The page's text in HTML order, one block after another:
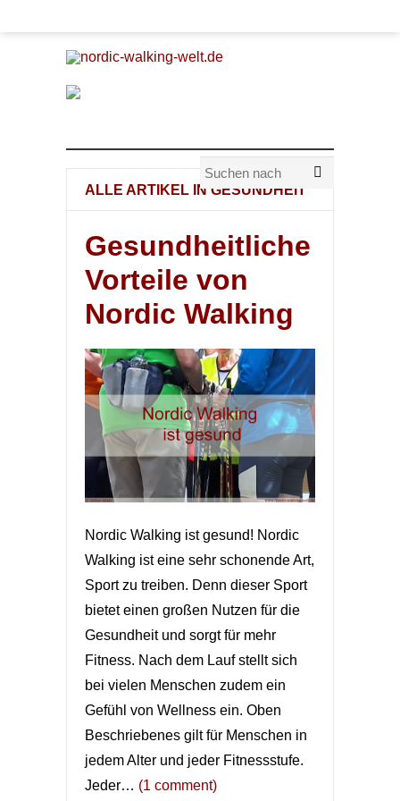
ALLE ARTIKEL IN GESUNDHEIT
Gesundheitliche
Vorteile von
Nordic Walking
Nordic Walking ist gesund! Nordic
Walking ist eine sehr schonende Art,
Sport zu treiben. Denn dieser Sport
bietet einen großen Nutzen für die
Gesundheit und sorgt für mehr
Fitness. Nach dem Lauf stellt sich
bei vielen Menschen zudem ein
Gefühl von Wellness ein. Oben
Beschriebenes gilt für Menschen in
jedem Alter und jeder Fitnessstufe.
Jeder… (1 comment)